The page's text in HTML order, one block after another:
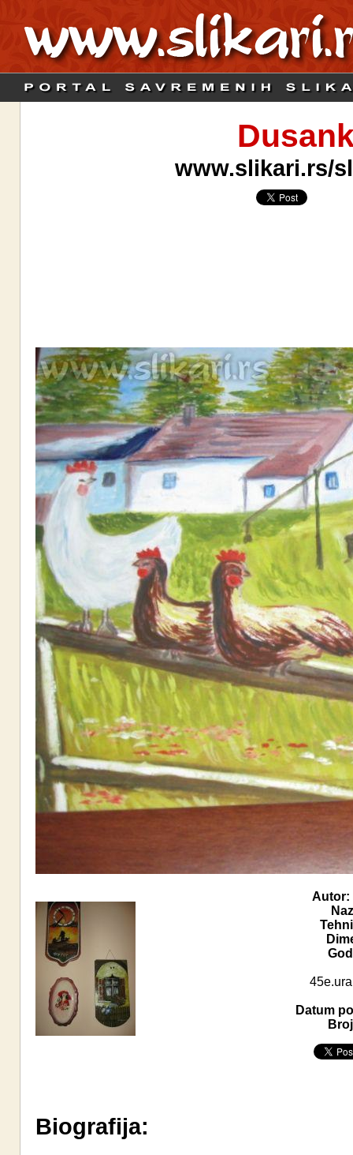
www.slikari.rs/
Autor:
Datum
Biografija: